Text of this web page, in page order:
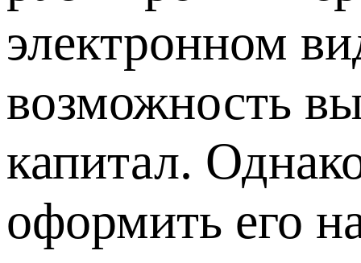
электронном
возможность
капитал.
оформить его